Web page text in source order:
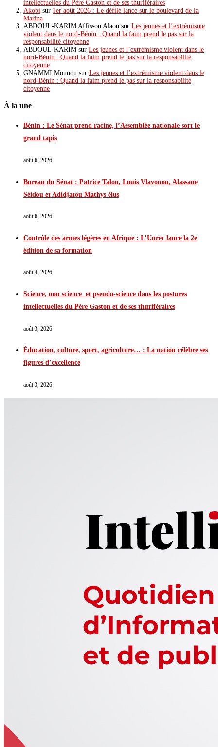
intellectuelles du Père Gaston et de ses thuriféraires
Akobi sur 1er août 2026 : Le défilé lancé sur le boulevard de la
Marina
ABDOUL-KARIM Affissou Alaou sur Les jeunes et l’extrémisme
violent dans le nord-Bénin : Quand la faim prend le pas sur la
responsabilité citoyenne
ABDOUL-KARIM sur Les jeunes et l’extrémisme violent dans le
nord-Bénin : Quand la faim prend le pas sur la responsabilité
citoyenne
GNAMMI Mounou sur Les jeunes et l’extrémisme violent dans le
nord-Bénin : Quand la faim prend le pas sur la responsabilité
citoyenne
À la une
Bénin : Le Sénat prend racine, l’Assemblée nationale sort le
grand tapis
août 6, 2026
Bureau du Sénat : Patrice Talon, Louis Vlavonou, Alassane
Séidou et Adidjatou Mathys élus
août 6, 2026
Contrôle des armes légères en Afrique : L’Unrec lance la 2e
édition de sa formation
août 4, 2026
Science, non science et pseudo-science dans les postures
intellectuelles du Père Gaston et de ses thuriféraires
août 3, 2026
Éducation, culture, sport, agriculture… : La nation célèbre ses
figures d’excellence
août 3, 2026